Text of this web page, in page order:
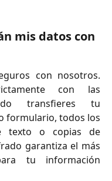
mis datos con
con nosotros.
con las
transfieres tu
formulario, todos los
texto o copias de
garantiza el más
tu información